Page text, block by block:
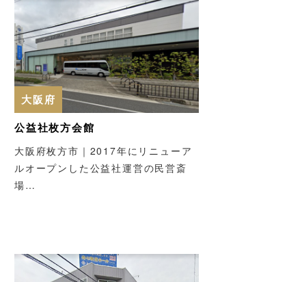
6
千葉県
富津聖苑
大阪府
公益社枚方会館
大阪府枚方市｜2017年にリニューア
ルオープンした公益社運営の民営斎
場…